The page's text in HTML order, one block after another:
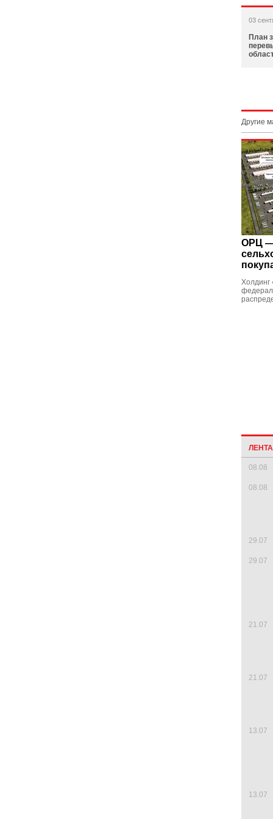
03
План
Другие
ОРЦ —
Холдинг
08.08
08.08
29.07
29.07
21.07
21.07
13.07
13.07